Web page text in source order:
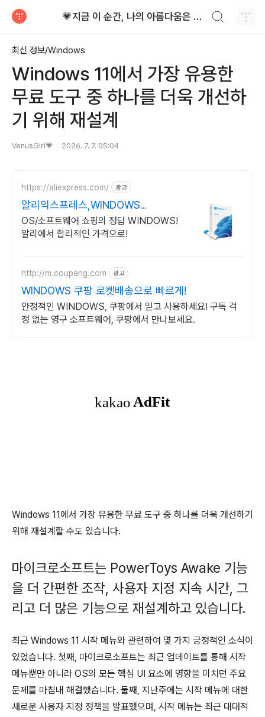
💗지금 이 순간, 나의 아름다움은 가장 빛난다!
최신 정보/Windows
Windows 11에서 가장 유용한
무료 도구 중 하나를 더욱 개선하
기 위해 재설계
VenusGirl💗 2026. 7. 7. 05:04
https://aliexpress.com/ 광고
알리익스프레스,WINDOWS
Windows 알리에서!
OS/소프트웨어 쇼핑의 정답 WINDOWS!
알리에서 합리적인 가격으로!
http://m.coupang.com 광고
WINDOWS 쿠팡 로켓배송으로 빠르게!
안정적인 WINDOWS, 쿠팡에서 믿고 사용하세요! 구독 걱
정 없는 영구 소프트웨어, 쿠팡에서 만나보세요.
Windows 11에서 가장 유용한 무료 도구 중 하나를 더욱 개선하기
위해 재설계할 수도 있습니다.
마이크로소프트는 PowerToys Awake 기능
을 더 간편한 조작, 사용자 지정 지속 시간, 그
리고 더 많은 기능으로 재설계하고 있습니다.
최근 Windows 11 시작 메뉴와 관련하여 몇 가지 긍정적인 소식이
있었습니다. 첫째, 마이크로소프트는 최근 업데이트를 통해 시작
메뉴뿐만 아니라 OS의 모든 핵심 UI 요소에 영향을 미치던 주요
문제를 마침내 해결했습니다. 둘째, 지난주에는 시작 메뉴에 대한
새로운 사용자 지정 정책을 발표했으며, 시작 메뉴는 최근 대대적